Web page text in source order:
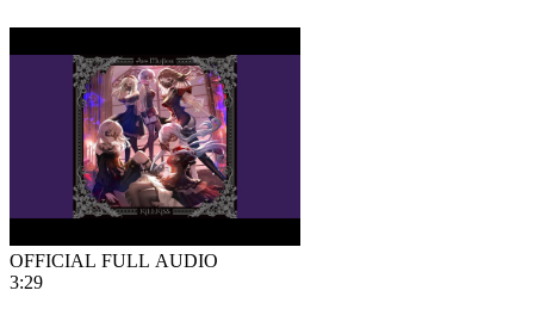
OFFICIAL FULL AUDIO
3:29